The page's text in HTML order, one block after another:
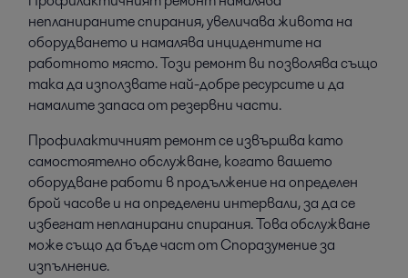
непланираните спирания, увеличава живота на
оборудването и намалява инцидентите на
работното място. Този ремонт ви позволява също
така да използвате най-добре ресурсите и да
намалите запаса от резервни части.
Профилактичният ремонт се извършва като
самостоятелно обслужване, когато вашето
оборудване работи в продължение на определен
брой часове и на определени интервали, за да се
избегнат непланирани спирания. Това обслужване
може също да бъде част от Споразумение за
изпълнение.